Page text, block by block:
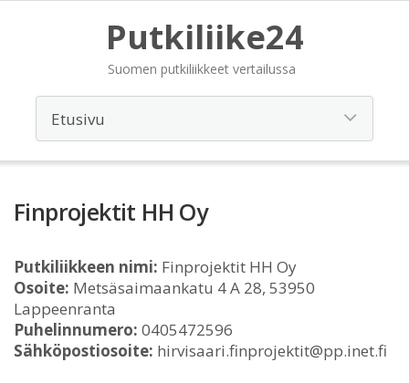
Putkiliike24
Suomen putkiliikkeet vertailussa
Finprojektit HH Oy
Putkiliikkeen nimi: Finprojektit HH Oy
Osoite: Metsäsaimaankatu 4 A 28, 53950
Lappeenranta
Puhelinnumero: 0405472596
Sähköpostiosoite: hirvisaari.finprojektit@pp.inet.fi